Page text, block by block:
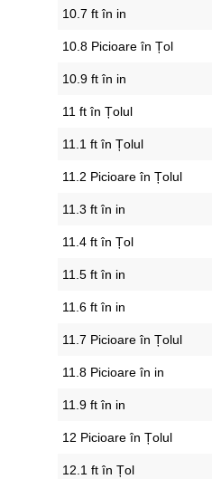
10.7 ft în in
10.8 Picioare în Țol
10.9 ft în in
11 ft în Țolul
11.1 ft în Țolul
11.2 Picioare în Țolul
11.3 ft în in
11.4 ft în Țol
11.5 ft în in
11.6 ft în in
11.7 Picioare în Țolul
11.8 Picioare în in
11.9 ft în in
12 Picioare în Țolul
12.1 ft în Țol